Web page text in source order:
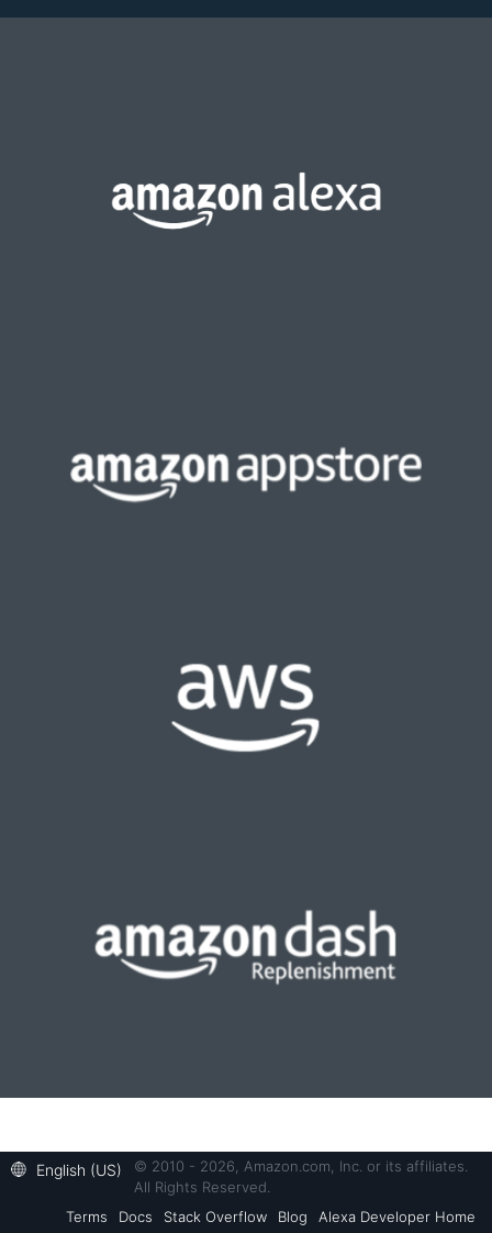
English (US)
© 2010 - 2026, Amazon.com, Inc. or its affiliates.
All Rights Reserved.
Terms
Docs Stack Overflow Blog Alexa Developer Home